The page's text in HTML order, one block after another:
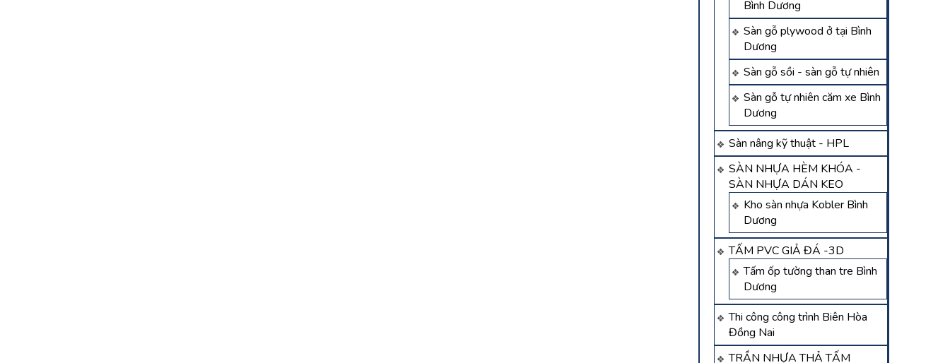
Bình Dương
Sàn gỗ plywood ở tại Bình
Dương
Sàn gỗ sồi - sàn gỗ tự nhiên
Sàn gỗ tự nhiên căm xe Bình
Dương
Sàn nâng kỹ thuật - HPL
SÀN NHỰA HÈM KHÓA -
SÀN NHỰA DÁN KEO
Kho sàn nhựa Kobler Bình
Dương
TẤM PVC GIẢ ĐÁ -3D
Tấm ốp tường than tre Bình
Dương
Thi công công trình Biên Hòa
Đồng Nai
TRẦN NHỰA THẢ TẤM